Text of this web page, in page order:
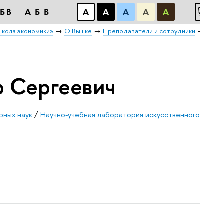
АБB А А А А А
экономики» О Вышке Преподаватели и сотрудники
Сергеевич
наук/Научно-учебная лаборатория искусственного